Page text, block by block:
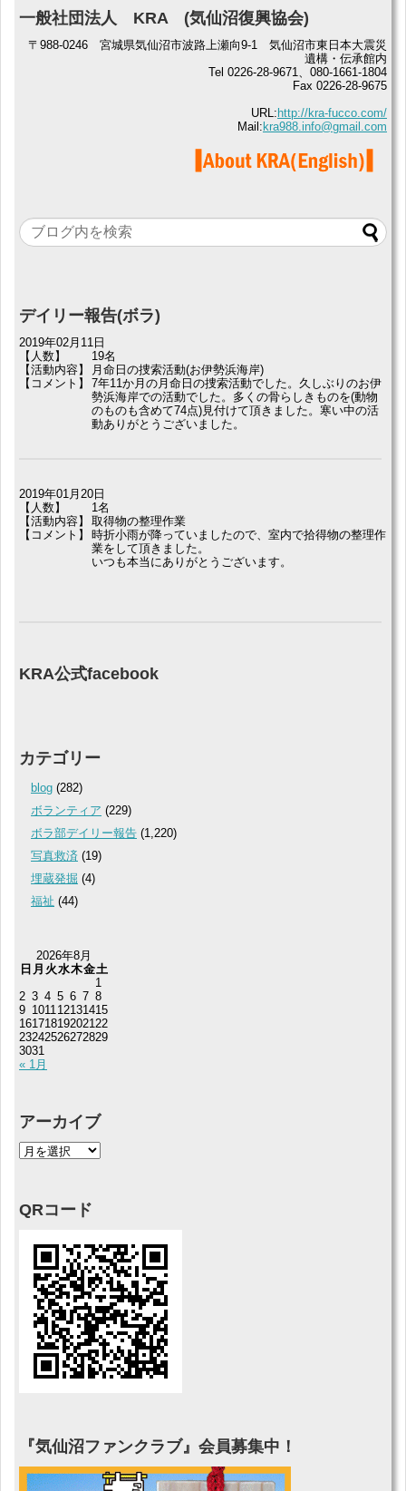
一般社団法人 KRA (気仙沼復興協会)
〒988-0246 宮城県気仙沼市波路上瀬向9-1 気仙沼市東日本大震災
遺構・伝承館内
Tel 0226-28-9671、080-1661-1804
Fax 0226-28-9675
URL: http://kra-fucco.com/
Mail: kra988.info@gmail.com
デイリー報告(ボラ)
2019年02月11日
【人数】
19名
【活動内容】
月命日の捜索活動(お伊勢浜海岸)
【コメント】
7年11か月の月命日の捜索活動でした。久しぶりのお伊
勢浜海岸での活動でした。多くの骨らしきものを(動物
のものも含めて74点)見付けて頂きました。寒い中の活
動ありがとうございました。
2019年01月20日
【人数】
1名
【活動内容】
取得物の整理作業
【コメント】
時折小雨が降っていましたので、室内で拾得物の整理作
業をして頂きました。
いつも本当にありがとうございます。
KRA公式facebook
カテゴリー
blog (282)
ボランティア (229)
ボラ部デイリー報告 (1,220)
写真救済 (19)
埋蔵発掘 (4)
福祉 (44)
2026年8月
日 月 火水木金土
« 1月
1
2 3 4 5 6 7 8
9 1011 12131415
161718192021 22
23242526272829
3031
アーカイブ
QRコード
『気仙沼ファンクラブ』会員募集中！